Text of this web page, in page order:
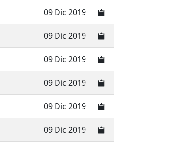
09 Dic 2019
09 Dic 2019
09 Dic 2019
09 Dic 2019
09 Dic 2019
09 Dic 2019